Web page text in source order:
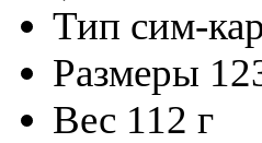
Тип сим-
Размеры
Вес 112 г